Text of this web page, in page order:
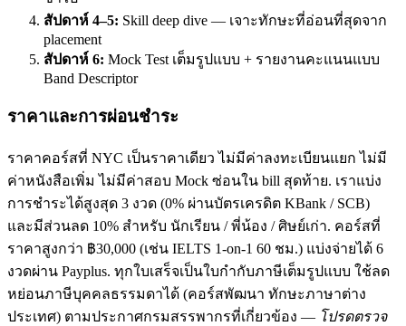
สัปดาห์ 4–5: Skill deep dive — เจาะทักษะที่อ่อนที่สุดจาก
placement
สัปดาห์ 6: Mock Test เต็มรูปแบบ + รายงานคะแนนแบบ
Band Descriptor
ราคาและการผ่อนชำระ
ราคาคอร์สที่ NYC เป็นราคาเดียว ไม่มีค่าลงทะเบียนแยก ไม่มี
ค่าหนังสือเพิ่ม ไม่มีค่าสอบ Mock ซ่อนใน bill สุดท้าย. เราแบ่ง
การชำระได้สูงสุด 3 งวด (0% ผ่านบัตรเครดิต KBank / SCB)
และมีส่วนลด 10% สำหรับ นักเรียน / พี่น้อง / ศิษย์เก่า. คอร์สที่
ราคาสูงกว่า ฿30,000 (เช่น IELTS 1-on-1 60 ชม.) แบ่งจ่ายได้ 6
งวดผ่าน Payplus. ทุกใบเสร็จเป็นใบกำกับภาษีเต็มรูปแบบ ใช้ลด
หย่อนภาษีบุคคลธรรมดาได้ (คอร์สพัฒนา ทักษะภาษาต่าง
ประเทศ) ตามประกาศกรมสรรพากรที่เกี่ยวข้อง — โปรดตรวจ